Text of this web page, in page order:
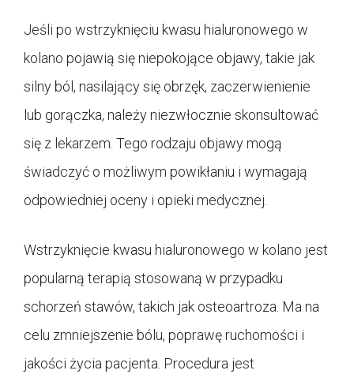
Jeśli po wstrzyknięciu kwasu hialuronowego w
kolano pojawią się niepokojące objawy, takie jak
silny ból, nasilający się obrzęk, zaczerwienienie
lub gorączka, należy niezwłocznie skonsultować
się z lekarzem. Tego rodzaju objawy mogą
świadczyć o możliwym powikłaniu i wymagają
odpowiedniej oceny i opieki medycznej.
Wstrzyknięcie kwasu hialuronowego w kolano jest
popularną terapią stosowaną w przypadku
schorzeń stawów, takich jak osteoartroza. Ma na
celu zmniejszenie bólu, poprawę ruchomości i
jakości życia pacjenta. Procedura jest